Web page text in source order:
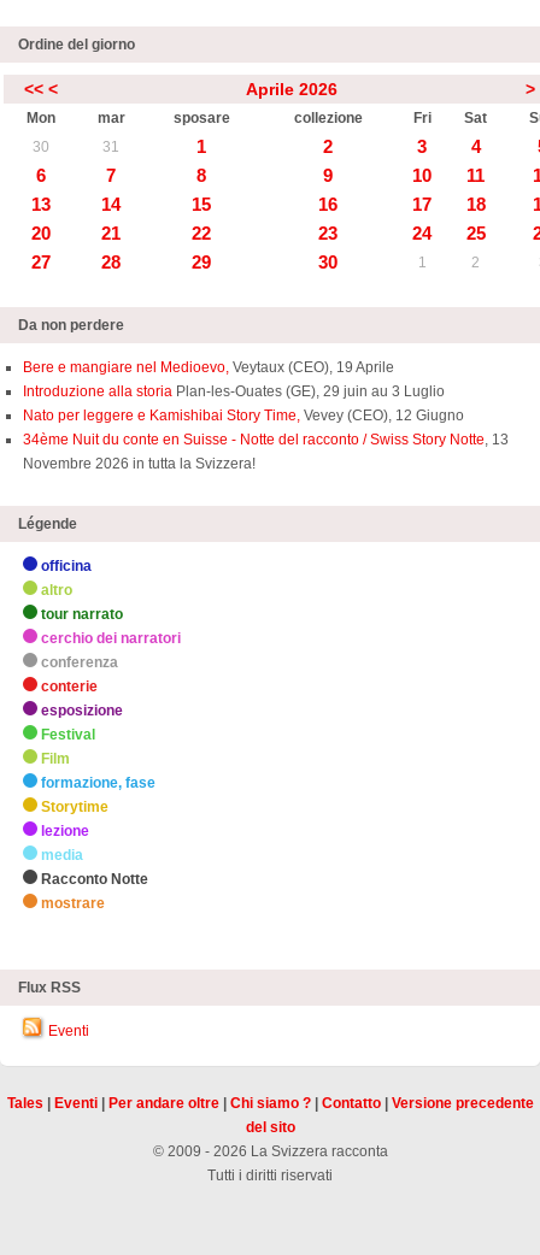
Ordine del giorno
<< < Aprile 2026 >
Mon mar sposare collezione Fri Sat
30
31 1 2 3 4
6
7 8 9 10 11
13
14 15 16 17 18
20
21 22 23 24 25
27
28 29 30 1 2
Da non perdere
Bere e mangiare nel Medioevo, Veytaux (CEO), 19 Aprile
Introduzione alla storia Plan-les-Ouates (GE), 29 juin au 3 Luglio
Nato per leggere e Kamishibai Story Time, Vevey (CEO), 12 Giugno
34ème Nuit du conte en Suisse - Notte del racconto / Swiss Story Notte, 13
Novembre 2026 in tutta la Svizzera!
Légende
officina
altro
tour narrato
cerchio dei narratori
conferenza
conterie
esposizione
Festival
Film
formazione, fase
Storytime
lezione
media
Racconto Notte
mostrare
Flux RSS
Eventi
Tales Eventi| Per andare oltre| Chi siamo ?| Contatto| Versione precedente
del sito
© 2009 - 2026 La Svizzera racconta
Tutti i diritti riservati